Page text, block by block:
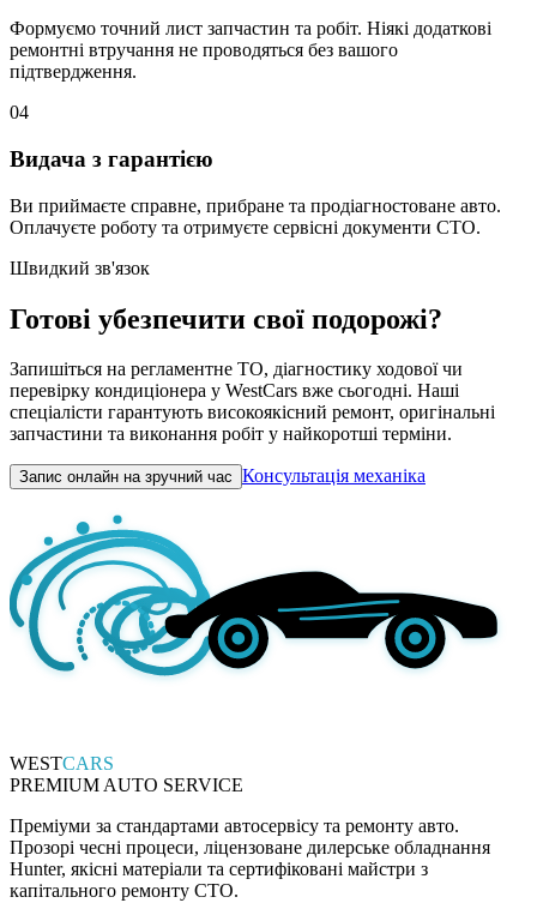
Формуємо точний лист запчастин та робіт. Ніякі додаткові
ремонтні втручання не проводяться без вашого
підтвердження.
04
Видача з гарантією
Ви приймаєте справне, прибране та продіагностоване авто.
Оплачуєте роботу та отримуєте сервісні документи СТО.
Швидкий зв'язок
Готові убезпечити свої подорожі?
Запишіться на регламентне ТО, діагностику ходової чи
перевірку кондиціонера у WestCars вже сьогодні. Наші
спеціалісти гарантують високоякісний ремонт, оригінальні
запчастини та виконання робіт у найкоротші терміни.
Запис онлайн на зручний час Консультація механіка
WESTCARS
PREMIUM AUTO SERVICE
Преміуми за стандартами автосервісу та ремонту авто.
Прозорі чесні процеси, ліцензоване дилерське обладнання
Hunter, якісні матеріали та сертифіковані майстри з
капітального ремонту СТО.